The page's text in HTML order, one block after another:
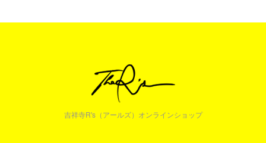
吉祥寺R's（アールズ）オンラインショップ